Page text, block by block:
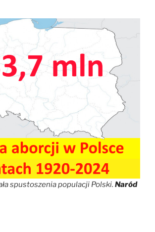
spustoszenia populacji Polski. Naród